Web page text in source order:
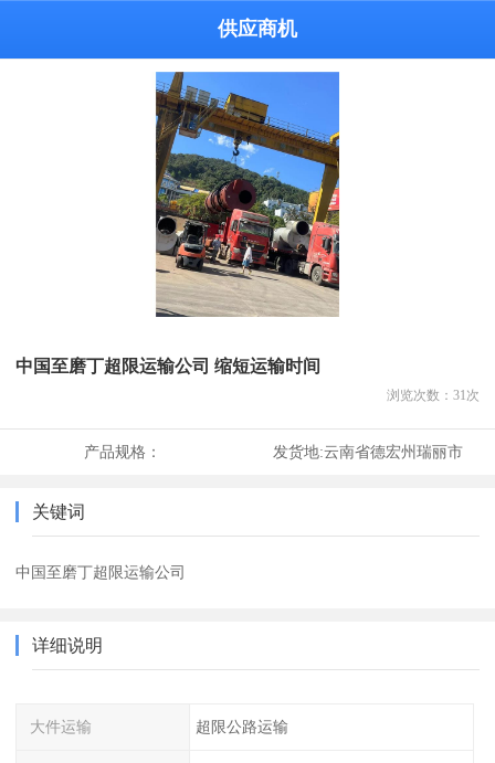
供应商机
中国至磨丁超限运输公司 缩短运输时间
浏览次数： 31 次
产品规格： 发货地:云南省德宏州瑞丽市
关键词
中国至磨丁超限运输公司
详细说明
大件运输 超限公路运输